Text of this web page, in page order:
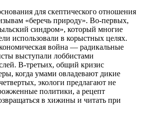
для скептического отношения
«беречь природу». Во-первых,
синдром», который многие
использовали в корыстных целях.
война — радикальные
выступали лоббистами
В-третьих, общий кризис
когда умами овладевают дикие
экологи предлагают не
политики, а рецепт
в хижины и читать при